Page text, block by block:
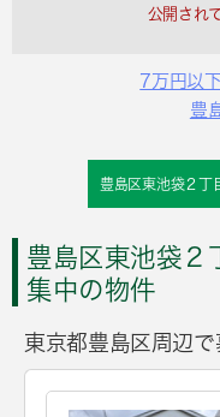
公開され
7万円以
豊
豊島区東池袋２丁
豊島区東池袋２
集中の物件
東京都豊島区周辺